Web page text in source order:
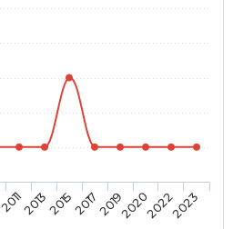
20112013201520172019202020222023